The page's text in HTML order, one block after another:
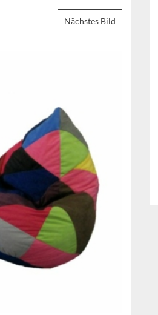
Nächstes Bild